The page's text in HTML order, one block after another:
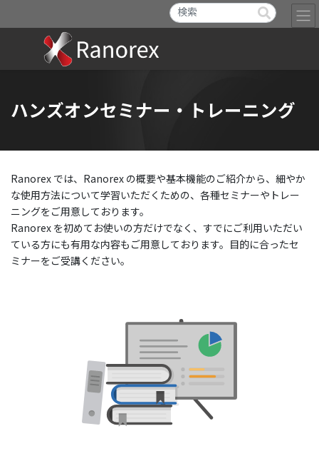
ハンズオンセミナー・トレーニング
Ranorex では、Ranorex の概要や基本機能のご紹介から、細やか
な使用方法について学習いただくための、各種セミナーやトレー
ニングをご用意しております。
Ranorex を初めてお使いの方だけでなく、すでにご利用いただい
ている方にも有用な内容もご用意しております。目的に合ったセ
ミナーをご受講ください。